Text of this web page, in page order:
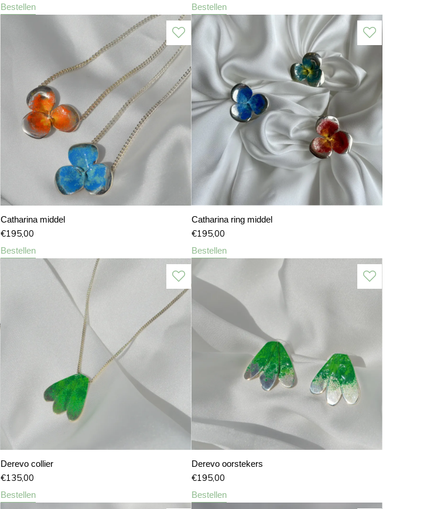
Bestellen Bestellen
Catharina middel
€195,00
Bestellen
Catharina ring middel
€195,00
Bestellen
Derevo collier
€135,00
Bestellen
Derevo oorstekers
€195,00
Bestellen